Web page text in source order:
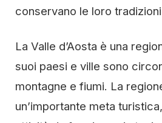
conservano le loro
La Valle d’Aosta è una
suoi paesi e ville sono
montagne e fiumi. La
un’importante meta